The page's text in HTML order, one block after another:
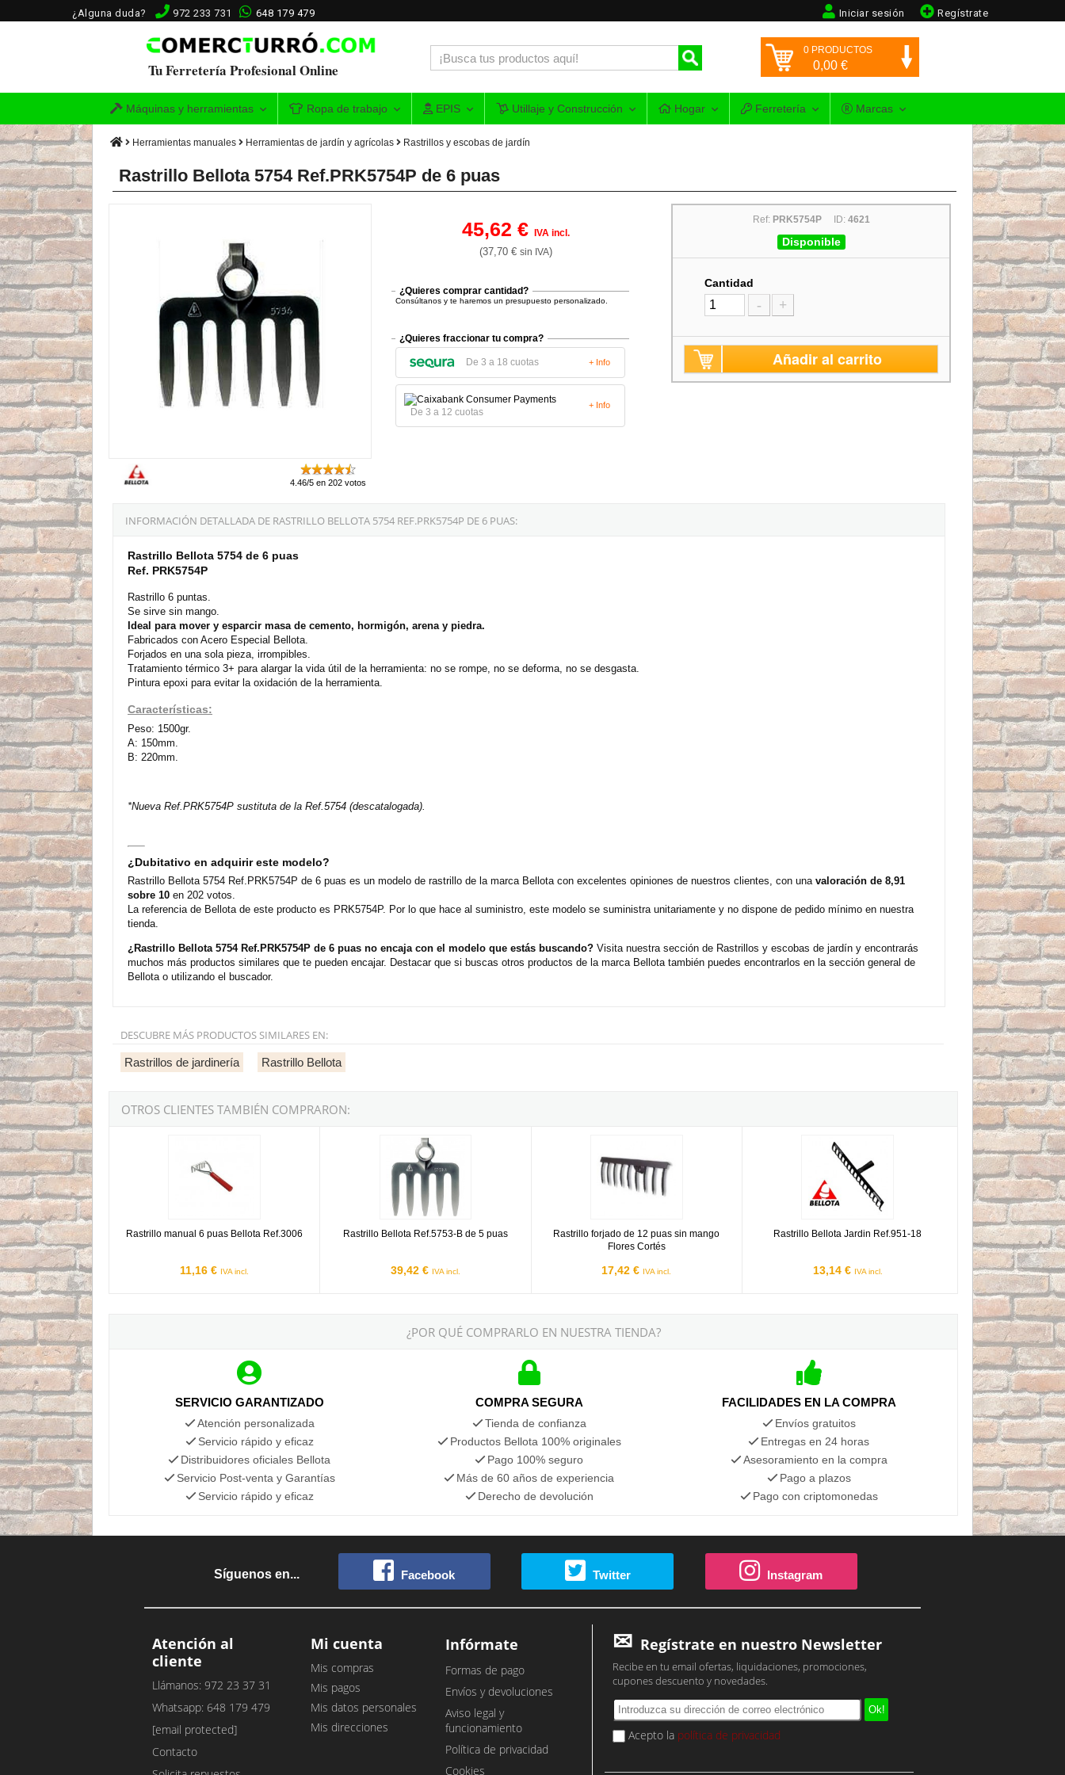
¿Alguna duda? 972 233 731 648 179 479 Regístrate
Iniciar sesión
Tu Ferretería Profesional Online
0 PRODUCTOS
0,00 €
Máquinas y herramientas Ropa de trabajo EPIS Utillaje y Construcción Hogar Ferretería Marcas
Herramientas manuales Herramientas de jardín y agrícolas Rastrillos y escobas de jardín
Rastrillo Bellota 5754 Ref.PRK5754P de 6 puas
4.46/5 en 202 votos
45,62 €IVA incl.
(37,70 €sin IVA)
¿Quieres comprar cantidad?
Consúltanos y te haremos un presupuesto personalizado.
¿Quieres fraccionar tu compra?
De 3 a 18 cuotas + Info
De 3 a 12 cuotas
+ Info
Ref: PRK5754PID: 4621
Disponible
Cantidad
- +
Añadir al carrito
INFORMACIÓN DETALLADA DE RASTRILLO BELLOTA 5754 REF.PRK5754P DE 6 PUAS:
Rastrillo Bellota 5754 de 6 puas
Ref. PRK5754P
Rastrillo 6 puntas.
Se sirve sin mango.
Ideal para mover y esparcir masa de cemento, hormigón, arena y piedra.
Fabricados con Acero Especial Bellota.
Forjados en una sola pieza, irrompibles.
Tratamiento térmico 3+ para alargar la vida útil de la herramienta: no se rompe, no se deforma, no se desgasta.
Pintura epoxi para evitar la oxidación de la herramienta.
Características:
Peso: 1500gr.
A: 150mm.
B: 220mm.
*Nueva Ref.PRK5754P sustituta de la Ref.5754 (descatalogada).
¿Dubitativo en adquirir este modelo?
Rastrillo Bellota 5754 Ref.PRK5754P de 6 puas es un modelo de rastrillo de la marca Bellota con excelentes opiniones de nuestros clientes, con una valoración de 8,91
sobre 10 en 202 votos.
La referencia de Bellota de este producto es PRK5754P. Por lo que hace al suministro, este modelo se suministra unitariamente y no dispone de pedido mínimo en nuestra
tienda.
¿Rastrillo Bellota 5754 Ref.PRK5754P de 6 puas no encaja con el modelo que estás buscando? Visita nuestra sección de Rastrillos y escobas de jardín y encontrarás
muchos más productos similares que te pueden encajar. Destacar que si buscas otros productos de la marca Bellota también puedes encontrarlos en la sección general de
Bellota o utilizando el buscador.
DESCUBRE MÁS PRODUCTOS SIMILARES EN:
Rastrillos de jardinería Rastrillo Bellota
OTROS CLIENTES TAMBIÉN COMPRARON:
Rastrillo manual 6 puas Bellota Ref.3006
11,16 € IVA incl.
Rastrillo Bellota Ref.5753-B de 5 puas
39,42 € IVA incl.
Rastrillo Bellota Ref.5753-B de 5 puas
Rastrillo forjado de 12 puas sin mango
Flores Cortés
17,42 € IVA incl.
Rastrillo Bellota Jardin Ref.951-18
13,14 € IVA incl.
¿POR QUÉ COMPRARLO EN NUESTRA TIENDA?
SERVICIO GARANTIZADO
Atención personalizada
Servicio rápido y eficaz
Distribuidores oficiales Bellota
Servicio Post-venta y Garantías
Servicio rápido y eficaz
COMPRA SEGURA
Tienda de confianza
Productos Bellota 100% originales
Pago 100% seguro
Más de 60 años de experiencia
Derecho de devolución
FACILIDADES EN LA COMPRA
Envíos gratuitos
Entregas en 24 horas
Asesoramiento en la compra
Pago a plazos
Pago con criptomonedas
Síguenos en... Facebook Twitter Instagram
Atención al
cliente
Llámanos: 972 23 37 31
Whatsapp: 648 179 479
[email protected]
Contacto
Mi cuenta
Mis compras
Mis pagos
Mis datos personales
Mis direcciones
Infórmate
Formas de pago
Envíos y devoluciones
Aviso legal y
funcionamiento
Política de privacidad
Cookies
Regístrate en nuestro Newsletter
Recibe en tu email ofertas, liquidaciones, promociones,
cupones descuento y novedades.
Acepto la política de privacidad